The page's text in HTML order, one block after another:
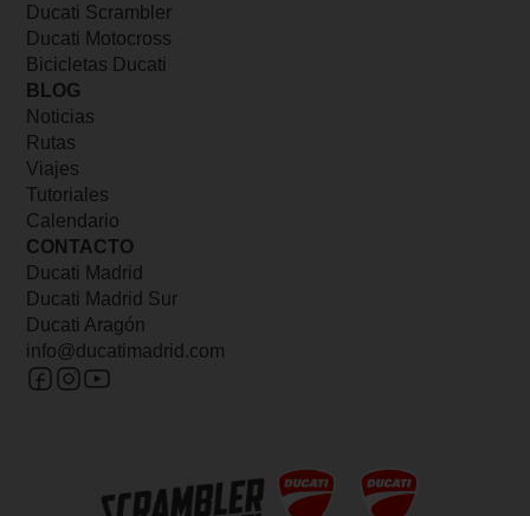
Ducati Scrambler
Ducati Motocross
Bicicletas Ducati
BLOG
Noticias
Rutas
Viajes
Tutoriales
Calendario
CONTACTO
Ducati Madrid
Ducati Madrid Sur
Ducati Aragón
info@ducatimadrid.com